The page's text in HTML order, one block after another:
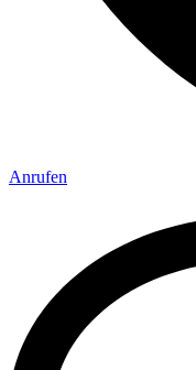
Anrufen